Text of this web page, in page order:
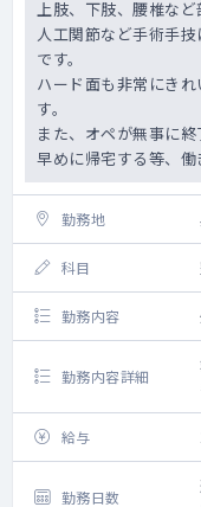
上肢、下肢、腰椎など
人工関節など手術手
です。
ハード面も非常にき
す。
また、オペが無事に
早めに帰宅する等、働
勤務地
科目
勤務内容
勤務内容詳細
給与
勤務日数